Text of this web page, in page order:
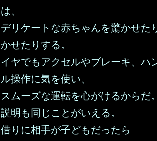
は、
デリケートな赤ちゃんを驚かせた
かせたりする。
イヤでもアクセルやブレーキ、ハ
ル操作に気を使い、
スムーズな運転を心がけるからだ。
説明も同じことがいえる。
借りに相手が子どもだったら